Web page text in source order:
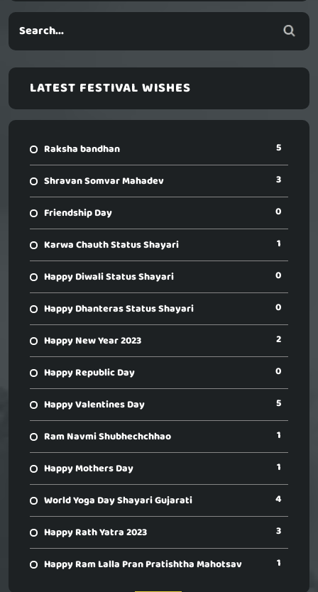
LATEST FESTIVAL WISHES
Raksha bandhan 5
Shravan Somvar Mahadev 3
Friendship Day 0
Karwa Chauth Status Shayari 1
Happy Diwali Status Shayari 0
Happy Dhanteras Status Shayari 0
Happy New Year 2023 2
Happy Republic Day 0
Happy Valentines Day 5
Ram Navmi Shubhechchhao 1
Happy Mothers Day 1
World Yoga Day Shayari Gujarati 4
Happy Rath Yatra 2023 3
Happy Ram Lalla Pran Pratishtha Mahotsav 1